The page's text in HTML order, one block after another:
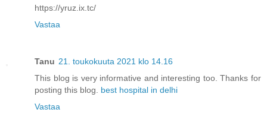
https://yruz.ix.tc/
Vastaa
Tanu 21. toukokuuta 2021 klo 14.16
This blog is very informative and interesting too. Thanks for
posting this blog. best hospital in delhi
Vastaa